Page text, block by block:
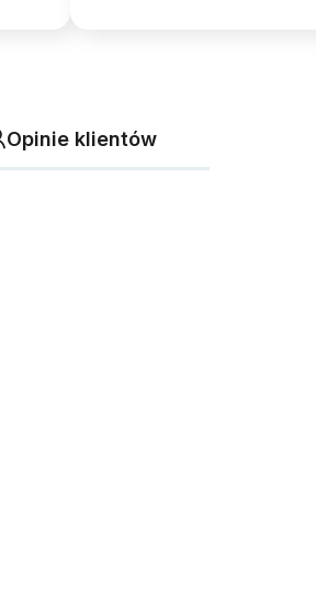
Opinie klientów